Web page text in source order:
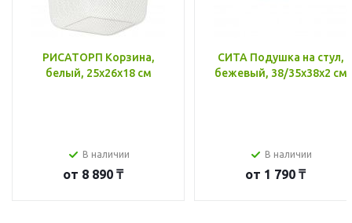
РИСАТОРП Корзина,
белый, 25x26x18 см
В наличии
от 8 890 ₸
СИТА Подушка на стул,
бежевый, 38/35x38x2 см
В наличии
от 1 790 ₸